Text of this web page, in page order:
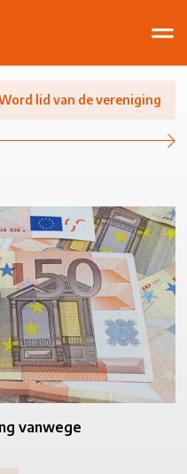
lid van de vereniging
vanwege